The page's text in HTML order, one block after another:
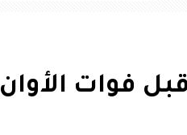
فوات الأوان